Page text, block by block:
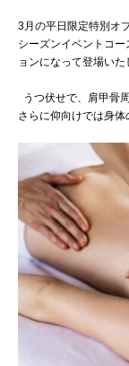
3月の平日限定特別オ
シーズンイベントコ
ョンになって登場いた
うつ伏せで、肩甲骨
さらに仰向けでは身